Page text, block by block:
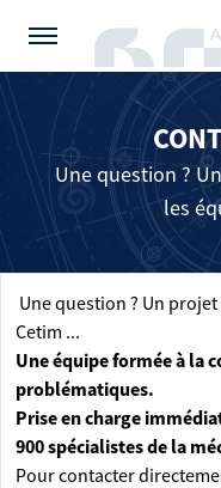
Une question ?
les
Une question ? Un
Cetim ...
Une équipe formée à la
problématiques.
Prise en charge
900 spécialistes de la
Pour contacter